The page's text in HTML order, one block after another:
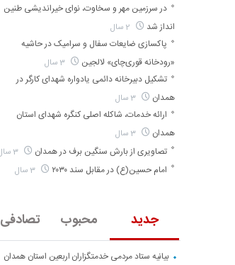
جدید محبوب تصادفی
بیانیه ستاد مردمی خدمتگزاران اربعین استان همدان
در سرزمین مهر و سخاوت، نوای خیراندیشی طنین
انداز شد
پاکسازی ضایعات سفال و سرامیک در حاشیه
«رودخانه قوری‌چای» لالجین
3 سال
تشکیل دبیرخانه دائمی یادواره شهدای کارگر در
همدان
3 سال
ارائه خدمات، شاکله اصلی کنگره شهدای استان
همدان
3 سال
تصاویری از بارش سنگین برف در همدان 3 سال
امام حسین(ع) در مقابل سند ۲۰۳۰ 3 سال